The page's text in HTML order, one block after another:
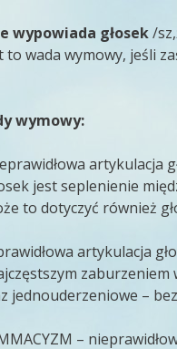
wypowiada głosek/
wada wymowy, jeśli
wymowy:
artykulacja
jest seplenienie
to dotyczyć również
artykulacja
jednouderzeniowe –
–